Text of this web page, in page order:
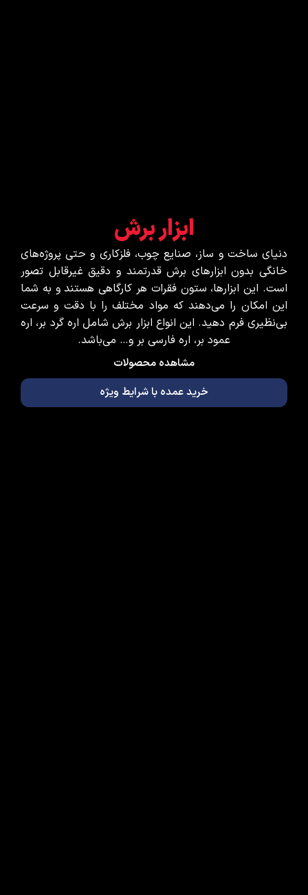
ابزار برش
دنیای ساخت و ساز، صنایع چوب، فلزکاری و حتی پروژه‌های
خانگی بدون ابزارهای برش قدرتمند و دقیق غیرقابل تصور
است. این ابزارها، ستون فقرات هر کارگاهی هستند و به شما
این امکان را می‌دهند که مواد مختلف را با دقت و سرعت
بی‌نظیری فرم دهید. این انواع ابزار برش شامل اره گرد بر، اره
عمود بر، اره فارسی بر و… می‌باشد.
مشاهده محصولات
خرید عمده با شرایط ویژه